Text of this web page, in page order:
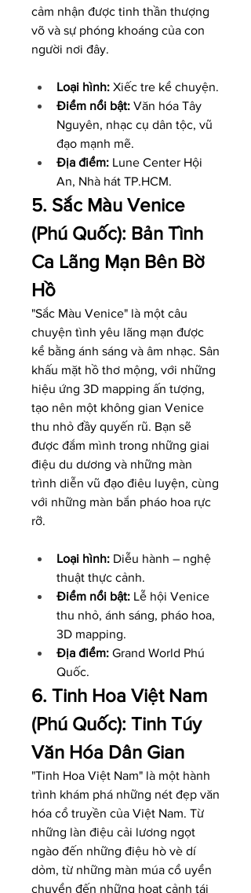
cảm nhận được tinh thần thượng
võ và sự phóng khoáng của con
người nơi đây.
Loại hình: Xiếc tre kể chuyện.
Điểm nổi bật: Văn hóa Tây
Nguyên, nhạc cụ dân tộc, vũ
đạo mạnh mẽ.
Địa điểm: Lune Center Hội
An, Nhà hát TP.HCM.
5. Sắc Màu Venice
(Phú Quốc): Bản Tình
Ca Lãng Mạn Bên Bờ
Hồ
"Sắc Màu Venice" là một câu
chuyện tình yêu lãng mạn được
kể bằng ánh sáng và âm nhạc. Sân
khấu mặt hồ thơ mộng, với những
hiệu ứng 3D mapping ấn tượng,
tạo nên một không gian Venice
thu nhỏ đầy quyến rũ. Bạn sẽ
được đắm mình trong những giai
điệu du dương và những màn
trình diễn vũ đạo điêu luyện, cùng
với những màn bắn pháo hoa rực
rỡ.
Loại hình: Diễu hành – nghệ
thuật thực cảnh.
Điểm nổi bật: Lễ hội Venice
thu nhỏ, ánh sáng, pháo hoa,
3D mapping.
Địa điểm: Grand World Phú
Quốc.
6. Tinh Hoa Việt Nam
(Phú Quốc): Tinh Túy
Văn Hóa Dân Gian
"Tinh Hoa Việt Nam" là một hành
trình khám phá những nét đẹp văn
hóa cổ truyền của Việt Nam. Từ
những làn điệu cải lương ngọt
ngào đến những điệu hò vè dí
dỏm, từ những màn múa cổ uyển
chuyển đến những hoạt cảnh tái